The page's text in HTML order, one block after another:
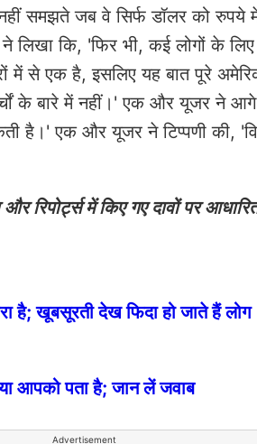
समझते जब वे सिर्फ डॉलर को
लिखा कि, 'फिर भी, कई लोगों के
में से एक है, इसलिए यह बात पूरे
के बारे में नहीं।' एक और यूजर ने
है।' एक और यूजर ने टिप्पणी की,
रिपोर्ट्स में किए गए दावों पर
है; खूबसूरती देख फिदा हो जाते हैं लोग
आपको पता है; जान लें जवाब
Advertisement